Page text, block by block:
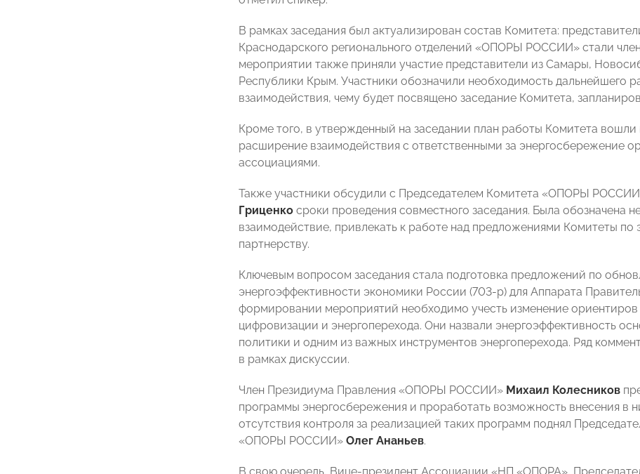
В рамках заседания был актуализирован состав Комитета:
Краснодарского регионального отделений «ОПОРЫ РОССИИ» стали
мероприятии также приняли участие представители из Самары,
Республики Крым. Участники обозначили необходимость дальнейшего
взаимодействия, чему будет посвящено заседание Комитета,
Кроме того, в утвержденный на заседании план работы Комитета
расширение взаимодействия с ответственными за энергосбережение
ассоциациями.
Также участники обсудили с Председателем Комитета «ОПОРЫ
Гриценко сроки проведения совместного заседания. Была обозначена
взаимодействие, привлекать к работе над предложениями Комитеты по
партнерству.
Ключевым вопросом заседания стала подготовка предложений по
энергоэффективности экономики России (703-р) для Аппарата
формировании мероприятий необходимо учесть изменение ориентиров
цифровизации и энергоперехода. Они назвали энергоэффективность
политики и одним из важных инструментов энергоперехода. Ряд
в рамках дискуссии.
Член Президиума Правления «ОПОРЫ РОССИИ» Михаил Колесников
программы энергосбережения и проработать возможность внесения в
отсутствия контроля за реализацией таких программ поднял
«ОПОРЫ РОССИИ» Олег Ананьев.